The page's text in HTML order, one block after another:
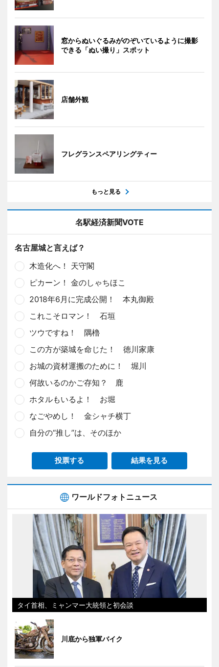
窓からぬいぐるみがのぞいているように撮影
できる「ぬい撮り」スポット
店舗外観
フレグランスペアリングティー
もっと見る
名駅経済新聞VOTE
名古屋城と言えば？
木造化へ！ 天守閣
ピカーン！ 金のしゃちほこ
2018年6月に完成公開！ 本丸御殿
これこそロマン！ 石垣
ツウですね！ 隅櫓
この方が築城を命じた！ 徳川家康
お城の資材運搬のために！ 堀川
何故いるのかご存知？ 鹿
ホタルもいるよ！ お堀
なごやめし！ 金シャチ横丁
自分の“推し”は、そのほか
投票する 結果を見る
ワールドフォトニュース
タイ首相、ミャンマー大統領と初会談
川底から独軍バイク